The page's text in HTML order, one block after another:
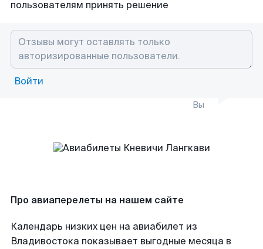
пользователям принять решение
Войти
Вы
Про авиаперелеты на нашем сайте
Календарь низких цен на авиабилет из
Владивостока показывает выгодные месяца в